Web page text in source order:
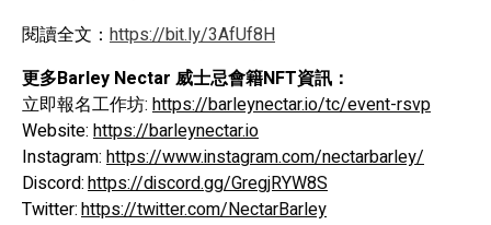
閱讀全文： https://bit.ly/3AfUf8H
更多Barley Nectar 威士忌會籍NFT資訊：
立即報名工作坊: https://barleynectar.io/tc/event-rsvp
Website: https://barleynectar.io
Instagram: https://www.instagram.com/nectarbarley/
Discord:https://discord.gg/GregjRYW8S
Twitter:https://twitter.com/NectarBarley